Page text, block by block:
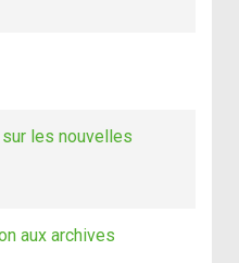
les nouvelles
aux archives